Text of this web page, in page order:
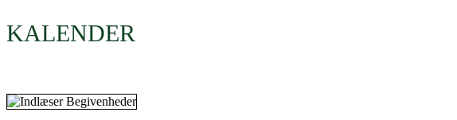
KALENDER